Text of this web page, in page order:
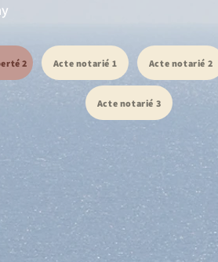
2 Acte notarié 1 Acte notarié 2
Acte notarié 3